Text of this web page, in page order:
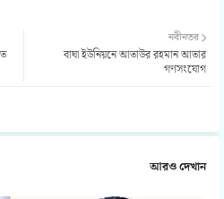
ter atsa
নবীনতর
বাঘা ইউনিয়নে আতাউর রহমান আতার
গণসংযোগ
আরও দেখান